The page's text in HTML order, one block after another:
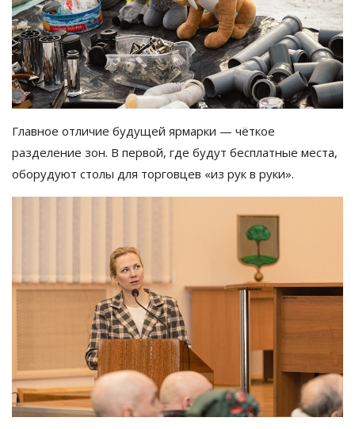
Главное отличие будущей ярмарки — чёткое
разделение зон. В первой, где будут бесплатные места,
оборудуют столы для торговцев «из рук в руки».